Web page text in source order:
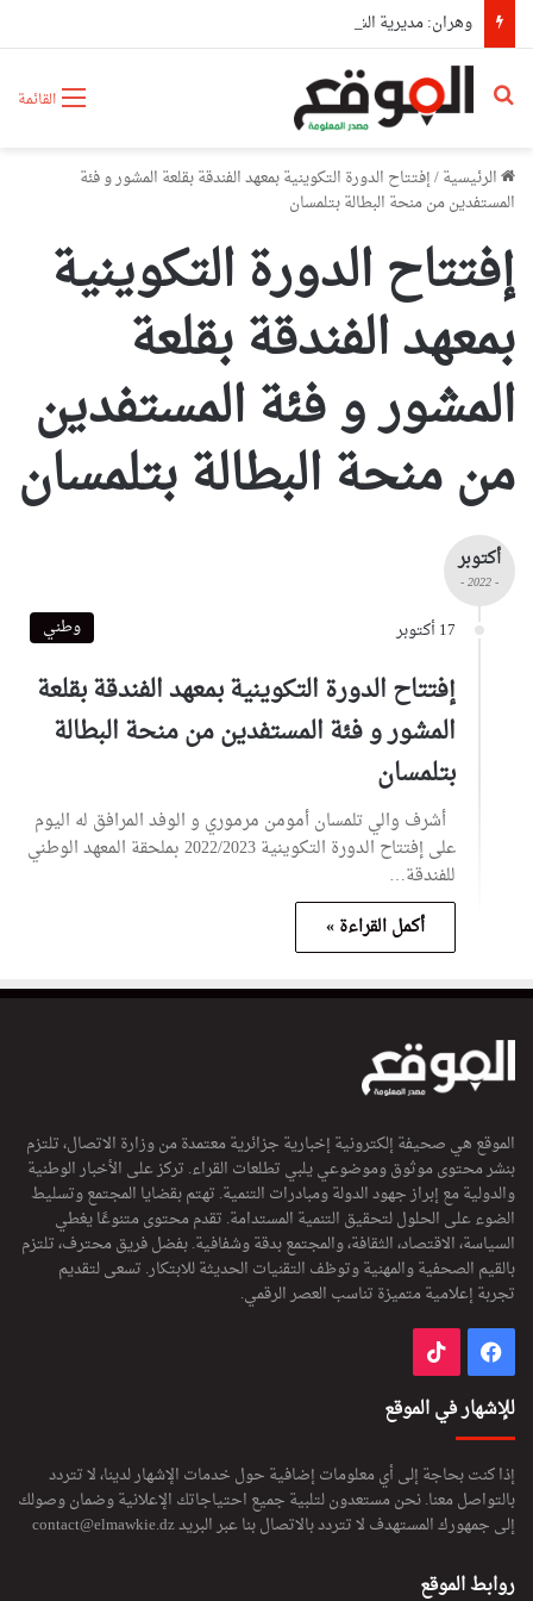
القائمة بحث عن
الرئيسية/إفتتاح الدورة التكوينية بمعهد الفندقة بقلعة المشور و فئة
المستفدين من منحة البطالة بتلمسان
إفتتاح الدورة التكوينية
بمعهد الفندقة بقلعة
المشور و فئة المستفدين
من منحة البطالة بتلمسان
أكتوبر
- 2022 -
17 أكتوبر وطني
إفتتاح الدورة التكوينية بمعهد الفندقة بقلعة
المشور و فئة المستفدين من منحة البطالة
بتلمسان
أشرف والي تلمسان أمومن مرموري و الوفد المرافق له اليوم
على إفتتاح الدورة التكوينية 2022/2023 بملحقة المعهد الوطني
للفندقة…
أكمل القراءة »
الموقع هي صحيفة إلكترونية إخبارية جزائرية معتمدة من وزارة الاتصال، تلتزم
بنشر محتوى موثوق وموضوعي يلبي تطلعات القراء. تركز على الأخبار الوطنية
والدولية مع إبراز جهود الدولة ومبادرات التنمية. تهتم بقضايا المجتمع وتسليط
الضوء على الحلول لتحقيق التنمية المستدامة. تقدم محتوى متنوعًا يغطي
السياسة، الاقتصاد، الثقافة، والمجتمع بدقة وشفافية. بفضل فريق محترف، تلتزم
بالقيم الصحفية والمهنية وتوظف التقنيات الحديثة للابتكار. تسعى لتقديم
تجربة إعلامية متميزة تناسب العصر الرقمي.
فيسبوك
للإشهار في الموقع
إذا كنت بحاجة إلى أي معلومات إضافية حول خدمات الإشهار لدينا، لا تتردد
بالتواصل معنا. نحن مستعدون لتلبية جميع احتياجاتك الإعلانية وضمان وصولك
إلى جمهورك المستهدف لا تتردد بالاتصال بنا عبر البريدcontact@elmawkie.dz
روابط الموقع